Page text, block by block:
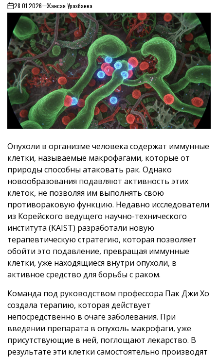
on28.01.2026 Жансая Уразбаева
Опухоли в организме человека содержат иммунные
клетки, называемые макрофагами, которые от
природы способны атаковать рак. Однако
новообразования подавляют активность этих
клеток, не позволяя им выполнять свою
противораковую функцию. Недавно исследователи
из Корейского ведущего научно-технического
института (KAIST) разработали новую
терапевтическую стратегию, которая позволяет
обойти это подавление, превращая иммунные
клетки, уже находящиеся внутри опухоли, в
активное средство для борьбы с раком.
Команда под руководством профессора Пак Джи Хо
создала терапию, которая действует
непосредственно в очаге заболевания. При
введении препарата в опухоль макрофаги, уже
присутствующие в ней, поглощают лекарство. В
результате эти клетки самостоятельно производят